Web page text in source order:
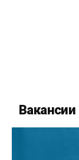
Вакансии